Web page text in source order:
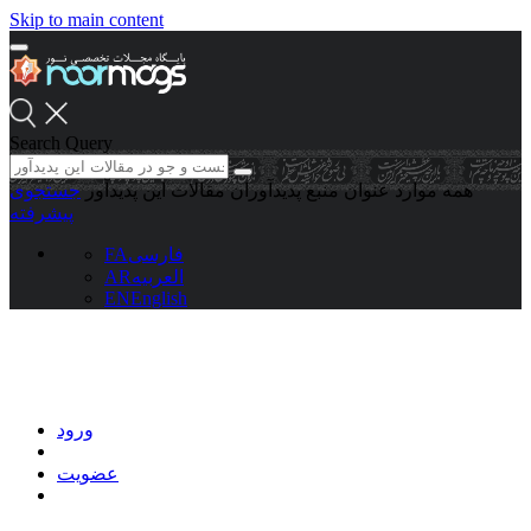
Skip to main content
Search Query
همه موارد عنوان منبع پدیدآوران مقالات این پدیدآور جستجوی
پیشرفته
FAفارسی
ARالعربیه
ENEnglish
ورود
عضویت